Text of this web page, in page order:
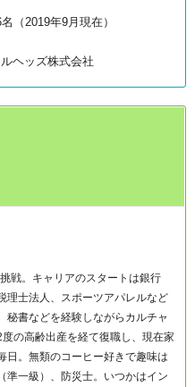
（2019年9月現在）
ヘッズ株式会社
戦。キャリアのスタートは銀行
理士法人、スポーツアパレルなど
秘書などを経験しながらカルチャ
の高齢出産を経て復職し、現在家
日。無類のコーヒー好きで趣味は
準一級）、防災士。いつかはイン